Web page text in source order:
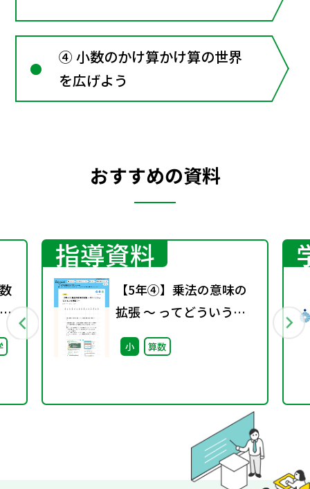
④ 小数のかけ算かけ算の世界
を広げよう
おすすめの資料
指導資料
【5年④】乗法の意味の
拡張 ～ ってどういう意
味？～
小 算数